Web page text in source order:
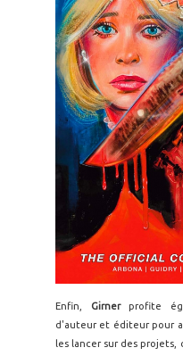
Enfin, Girnerprofite
d'auteur et éditeur pour
les lancer sur des projets,